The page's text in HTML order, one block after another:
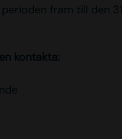
fram till den
kontakta: